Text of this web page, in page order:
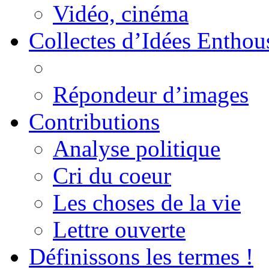
Vidéo, cinéma
Collectes d’Idées
Répondeur d’images
Contributions
Analyse politique
Cri du coeur
Les choses de la vie
Lettre ouverte
Définissons les termes !